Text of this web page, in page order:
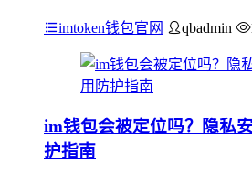
imtoken钱包官网 qbadmin
im钱包会被定位吗？隐私
护指南